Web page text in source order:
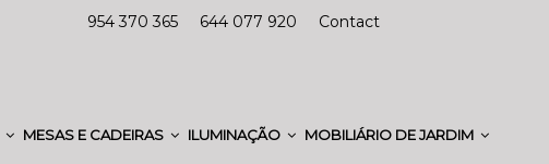
954 370 365 644 077 920 Contact
MESAS E CADEIRAS ILUMINAÇÃO MOBILIÁRIO DE JARDIM